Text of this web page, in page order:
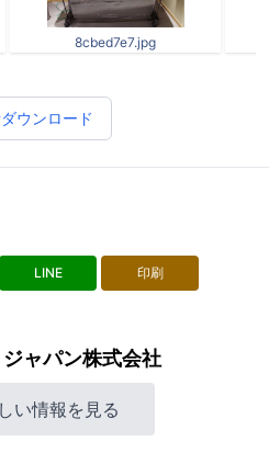
8cbed7e7.jpg
ウンロード
LINE 印刷
ャパン株式会社
い情報を見る